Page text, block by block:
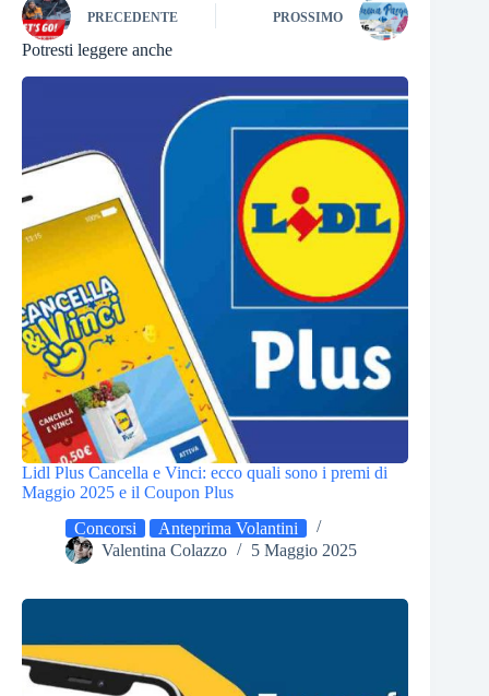
PRECEDENTE PROSSIMO
Potresti leggere anche
Lidl Plus Cancella e Vinci: ecco quali sono i premi di
Maggio 2025 e il Coupon Plus
Concorsi
Anteprima Volantini
Valentina Colazzo
5 Maggio 2025